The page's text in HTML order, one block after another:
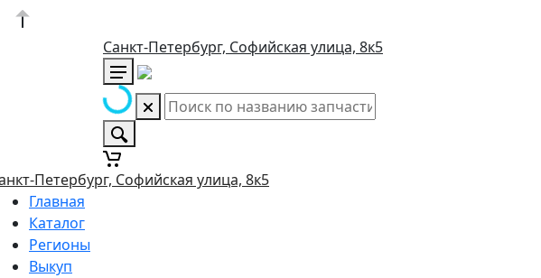
Санкт-Петербург, Софийская улица, 8к5
Петербург, Софийская улица, 8к5
Главная
Каталог
Регионы
Выкуп